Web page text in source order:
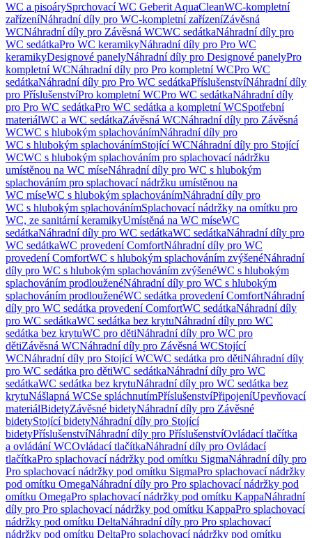
WC a pisoárySprchovací WC Geberit AquaCleanWC-kompletní
zařízeníNáhradní díly pro WC-kompletní zařízeníZávěsná
WCNáhradní díly pro Závěsná WCWC sedátkaNáhradní díly pro
WC sedátkaPro WC keramikyNáhradní díly pro Pro WC
keramikyDesignové panelyNáhradní díly pro Designové panelyPro
kompletní WCNáhradní díly pro Pro kompletní WCPro WC
sedátkaNáhradní díly pro Pro WC sedátkaPříslušenstvíNáhradní díly
pro PříslušenstvíPro kompletní WCPro WC sedátkaNáhradní díly
pro Pro WC sedátkaPro WC sedátka a kompletní WCSpotřební
materiálWC a WC sedátkaZávěsná WCNáhradní díly pro Závěsná
WCWC s hlubokým splachovánímNáhradní díly pro
WC s hlubokým splachovánímStojící WCNáhradní díly pro Stojící
WCWC s hlubokým splachováním pro splachovací nádržku
umístěnou na WC míseNáhradní díly pro WC s hlubokým
splachováním pro splachovací nádržku umístěnou na
WC míseWC s hlubokým splachovánímNáhradní díly pro
WC s hlubokým splachovánímSplachovací nádržky na omítku pro
WC, ze sanitární keramikyUmístěná na WC míseWC
sedátkaNáhradní díly pro WC sedátkaWC sedátkaNáhradní díly pro
WC sedátkaWC provedení ComfortNáhradní díly pro WC
provedení ComfortWC s hlubokým splachováním zvýšenéNáhradní
díly pro WC s hlubokým splachováním zvýšenéWC s hlubokým
splachováním prodlouženéNáhradní díly pro WC s hlubokým
splachováním prodlouženéWC sedátka provedení ComfortNáhradní
díly pro WC sedátka provedení ComfortWC sedátkaNáhradní díly
pro WC sedátkaWC sedátka bez krytuNáhradní díly pro WC
sedátka bez krytuWC pro dětiNáhradní díly pro WC pro
dětiZávěsná WCNáhradní díly pro Závěsná WCStojící
WCNáhradní díly pro Stojící WCWC sedátka pro dětiNáhradní díly
pro WC sedátka pro dětiWC sedátkaNáhradní díly pro WC
sedátkaWC sedátka bez krytuNáhradní díly pro WC sedátka bez
krytuNášlapná WCSe spláchnutímPříslušenstvíPřipojeníUpevňovací
materiálBidetyZávěsné bidetyNáhradní díly pro Závěsné
bidetyStojící bidetyNáhradní díly pro Stojící
bidetyPříslušenstvíNáhradní díly pro PříslušenstvíOvládací tlačítka
a ovládání WCOvládací tlačítkaNáhradní díly pro Ovládací
tlačítkaPro splachovací nádržky pod omítku SigmaNáhradní díly pro
Pro splachovací nádržky pod omítku SigmaPro splachovací nádržky
pod omítku OmegaNáhradní díly pro Pro splachovací nádržky pod
omítku OmegaPro splachovací nádržky pod omítku KappaNáhradní
díly pro Pro splachovací nádržky pod omítku KappaPro splachovací
nádržky pod omítku DeltaNáhradní díly pro Pro splachovací
nádržky pod omítku DeltaPro splachovací nádržky pod omítku